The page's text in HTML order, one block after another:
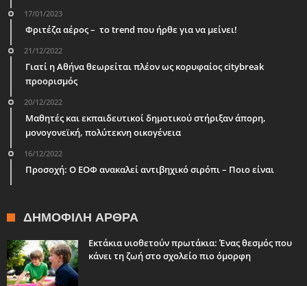
17/01/2023
Φριτέζα αέρος – το trend που ήρθε για να μείνει!
21/12/2022
Γιατί η Αθήνα θεωρείται πλέον ως κορυφαίος citybreak
προορισμός
20/12/2022
Μαθητές και εκπαιδευτικοί δημοτικού στήριξαν άπορη,
μονογονεϊκή, πολύτεκνη οικογένεια
16/12/2022
Προσοχή: Ο ΕΟΦ ανακαλεί αντιβηχικό σιρόπι – Ποιο είναι
ΔΗΜΟΦΙΛΉ ΆΡΘΡΑ
Εκτάκια υιοθετούν πρωτάκια: Ένας θεσμός που
κάνει τη ζωή στο σχολείο πιο όμορφη